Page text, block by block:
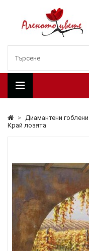
> Диамантени
Край лозята